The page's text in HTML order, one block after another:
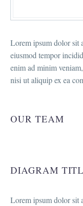
Lorem ipsum dolor sit
eiusmod tempor
enim ad minim
nisi ut aliquip ex ea
OUR TEAM
DIAGRAM
Lorem ipsum dolor sit